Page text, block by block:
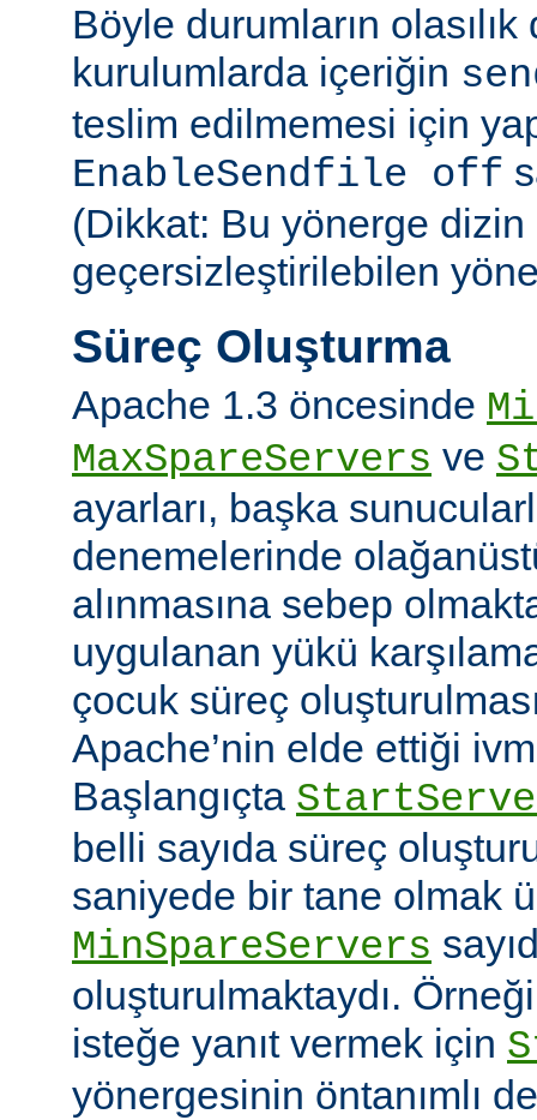
Böyle durumların
kurulumlarda içeriğin
teslim edilmemesi için
EnableSendfile off
(Dikkat: Bu yönerge
geçersizleştirilebilen
Süreç Oluşturma
Apache 1.3 öncesinde
MaxSpareServers ve
ayarları, başka
denemelerinde
alınmasına sebep
uygulanan yükü
çocuk süreç
Apache’nin elde ettiği
Başlangıçta
belli sayıda süreç
saniyede bir tane olmak
MinSpareServers
oluşturulmaktaydı.
isteğe yanıt vermek için
yönergesinin öntanımlı